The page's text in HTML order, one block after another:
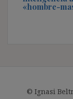
«hombre-
© Ignasi